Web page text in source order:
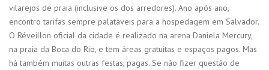
vilarejos de praia (inclusive os dos arredores). Ano após ano,
encontro tarifas sempre palatáveis para a hospedagem em Salvador.
O Réveillon oficial da cidade é realizado na arena Daniela Mercury,
na praia da Boca do Rio, e tem áreas gratuitas e espaços pagos. Mas
há também muitas outras festas, pagas. Se não fizer questão de